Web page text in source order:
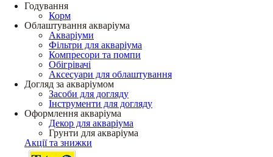
Годування
Корм
Облаштування акваріума
Акваріуми
Фільтри для акваріума
Компресори та помпи
Обігрівачі
Аксесуари для облаштування
Догляд за акваріумом
Засоби для догляду
Інструменти для догляду
Оформлення акваріума
Декор для акваріума
Грунти для акваріума
Акції та знижки